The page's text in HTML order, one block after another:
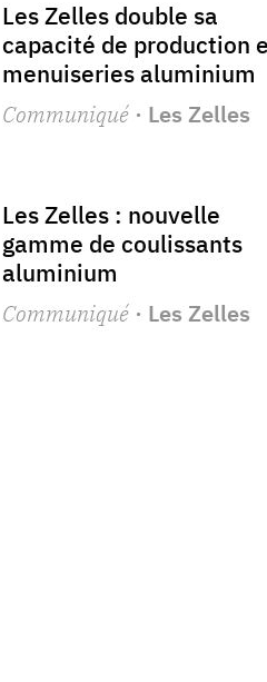
Les Zelles double sa
capacité de production
menuiseries aluminium
Communiqué · Les Zelles
Les Zelles : nouvelle
gamme de coulissants
aluminium
Communiqué · Les Zelles